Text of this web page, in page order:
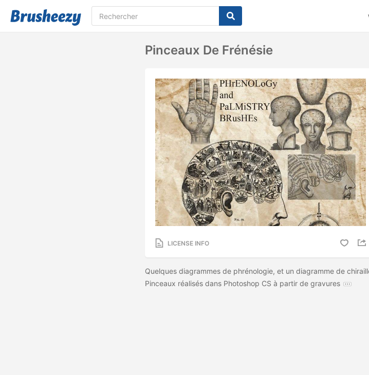
Pinceaux De Frénésie
LICENSE INFO
Quelques diagrammes de phrénologie, et un diagramme de
Pinceaux réalisés dans Photoshop CS à partir de gravures